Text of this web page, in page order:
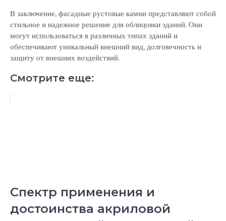
В заключение, фасадные рустовые камни представляют собой
стильное и надежное решение для облицовки зданий. Они
могут использоваться в различных типах зданий и
обеспечивают уникальный внешний вид, долговечность и
защиту от внешних воздействий.
Смотрите еще:
Спектр применения и
достоинства акриловой